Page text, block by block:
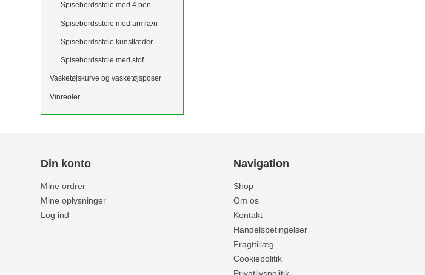
Spisebordsstole med 4 ben
Spisebordsstole med armlæn
Spisebordsstole kunstlæder
Spisebordsstole med stof
Vasketøjskurve og vasketøjsposer
Vinreoler
Din konto
Mine ordrer
Mine oplysninger
Log ind
Navigation
Shop
Om os
Kontakt
Handelsbetingelser
Fragttillæg
Cookiepolitik
Privatlivspolitik